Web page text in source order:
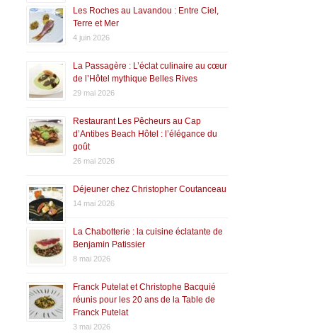
Les Roches au Lavandou : Entre Ciel,
Terre et Mer
4 juin 2026
La Passagère : L’éclat culinaire au cœur
de l’Hôtel mythique Belles Rives
29 mai 2026
Restaurant Les Pêcheurs au Cap
d’Antibes Beach Hôtel : l’élégance du
goût
26 mai 2026
Déjeuner chez Christopher Coutanceau
14 mai 2026
La Chabotterie : la cuisine éclatante de
Benjamin Patissier
8 mai 2026
Franck Putelat et Christophe Bacquié
réunis pour les 20 ans de la Table de
Franck Putelat
3 mai 2026